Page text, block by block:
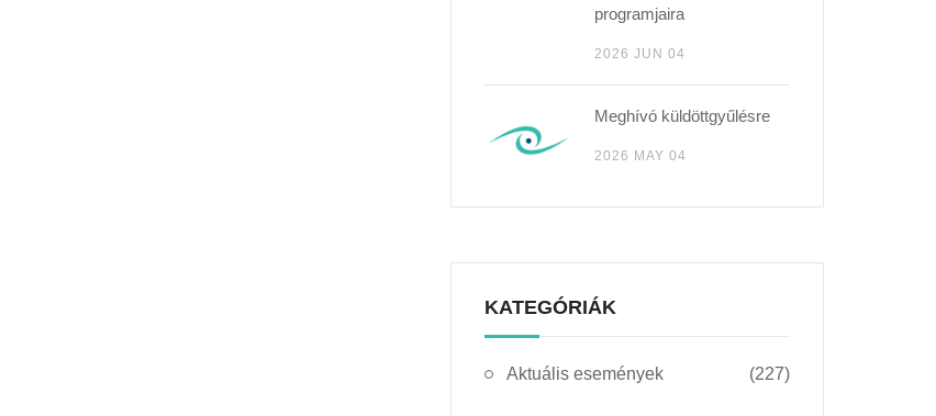
programjaira
2026 JUN 04
Meghívó küldöttgyűlésre
2026 MAY 04
KATEGÓRIÁK
Aktuális események (227)